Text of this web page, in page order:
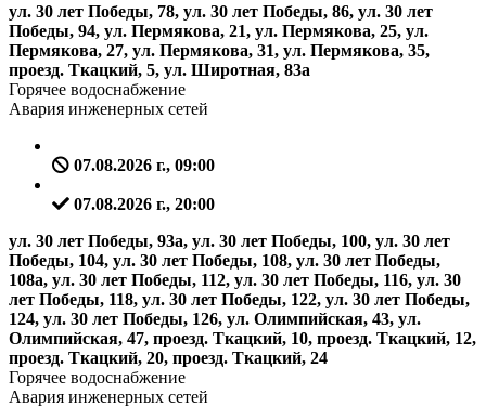
ул. 30 лет Победы, 78, ул. 30 лет Победы, 86, ул. 30 лет
Победы, 94, ул. Пермякова, 21, ул. Пермякова, 25, ул.
Пермякова, 27, ул. Пермякова, 31, ул. Пермякова, 35,
проезд. Ткацкий, 5, ул. Широтная, 83а
Горячее водоснабжение
Авария инженерных сетей
07.08.2026 г., 09:00
07.08.2026 г., 20:00
ул. 30 лет Победы, 93а, ул. 30 лет Победы, 100, ул. 30 лет
Победы, 104, ул. 30 лет Победы, 108, ул. 30 лет Победы,
108а, ул. 30 лет Победы, 112, ул. 30 лет Победы, 116, ул. 30
лет Победы, 118, ул. 30 лет Победы, 122, ул. 30 лет Победы,
124, ул. 30 лет Победы, 126, ул. Олимпийская, 43, ул.
Олимпийская, 47, проезд. Ткацкий, 10, проезд. Ткацкий, 12,
проезд. Ткацкий, 20, проезд. Ткацкий, 24
Горячее водоснабжение
Авария инженерных сетей